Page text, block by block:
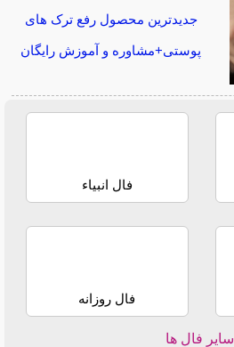
جدیدترین محصول رفع ترک های
پوستی+مشاوره و آموزش رایگان
فال انبیاء
فال روزانه
سایر فال ها